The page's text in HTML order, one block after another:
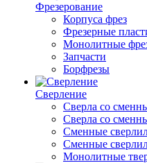
Фрезерование
Корпуса фрез
Фрезерные
Монолитные
Запчасти
Борфрезы
Сверление
Сверла со
Сверла со
Сменные
Сменные
Монолитные